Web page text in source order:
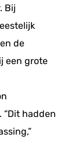
Bij
de
een grote
hadden